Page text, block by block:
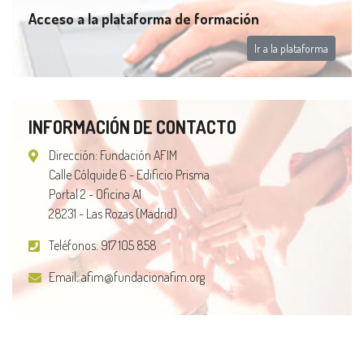
Acceso a la plataforma de formación
Ir a la plataforma
INFORMACIÓN DE CONTACTO
Dirección: Fundación AFIM
Calle Cólquide 6 - Edificio Prisma
Portal 2 - Oficina A1
28231 - Las Rozas (Madrid)
Teléfonos:917 105 858
Email:afim@fundacionafim.org